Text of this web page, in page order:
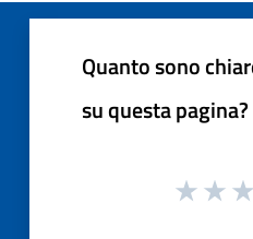
Quanto sono
su questa pagina?